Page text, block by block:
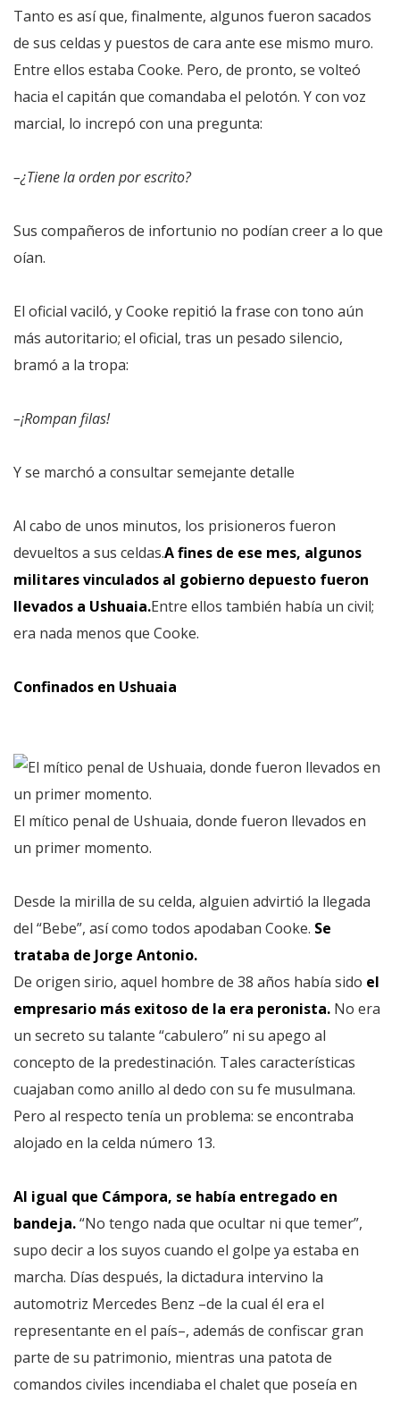
Tanto es así que, finalmente, algunos fueron sacados
de sus celdas y puestos de cara ante ese mismo muro.
Entre ellos estaba Cooke. Pero, de pronto, se volteó
hacia el capitán que comandaba el pelotón. Y con voz
marcial, lo increpó con una pregunta:
–¿Tiene la orden por escrito?
Sus compañeros de infortunio no podían creer a lo que
oían.
El oficial vaciló, y Cooke repitió la frase con tono aún
más autoritario; el oficial, tras un pesado silencio,
bramó a la tropa:
–¡Rompan filas!
Y se marchó a consultar semejante detalle
Al cabo de unos minutos, los prisioneros fueron
devueltos a sus celdas.A fines de ese mes, algunos
militares vinculados al gobierno depuesto fueron
llevados a Ushuaia.Entre ellos también había un civil;
era nada menos que Cooke.
Confinados en Ushuaia
El mítico penal de Ushuaia, donde fueron llevados en
un primer momento.
Desde la mirilla de su celda, alguien advirtió la llegada
del “Bebe”, así como todos apodaban Cooke. Se
trataba de Jorge Antonio.
De origen sirio, aquel hombre de 38 años había sido el
empresario más exitoso de la era peronista. No era
un secreto su talante “cabulero” ni su apego al
concepto de la predestinación. Tales características
cuajaban como anillo al dedo con su fe musulmana.
Pero al respecto tenía un problema: se encontraba
alojado en la celda número 13.
Al igual que Cámpora, se había entregado en
bandeja.“No tengo nada que ocultar ni que temer”,
supo decir a los suyos cuando el golpe ya estaba en
marcha. Días después, la dictadura intervino la
automotriz Mercedes Benz –de la cual él era el
representante en el país–, además de confiscar gran
parte de su patrimonio, mientras una patota de
comandos civiles incendiaba el chalet que poseía en